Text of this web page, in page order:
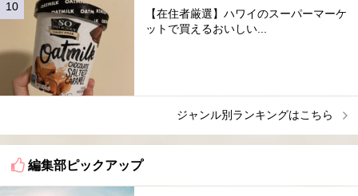
【在住者厳選】ハワイのスーパーマーケ
ットで買えるおいしい...
ジャンル別ランキングはこちら
編集部ピックアップ